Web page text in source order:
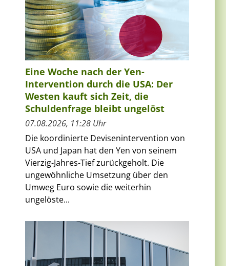
Eine Woche nach der Yen-
Intervention durch die USA: Der
Westen kauft sich Zeit, die
Schuldenfrage bleibt ungelöst
07.08.2026, 11:28 Uhr
Die koordinierte Devisenintervention von
USA und Japan hat den Yen von seinem
Vierzig-Jahres-Tief zurückgeholt. Die
ungewöhnliche Umsetzung über den
Umweg Euro sowie die weiterhin
ungelöste...